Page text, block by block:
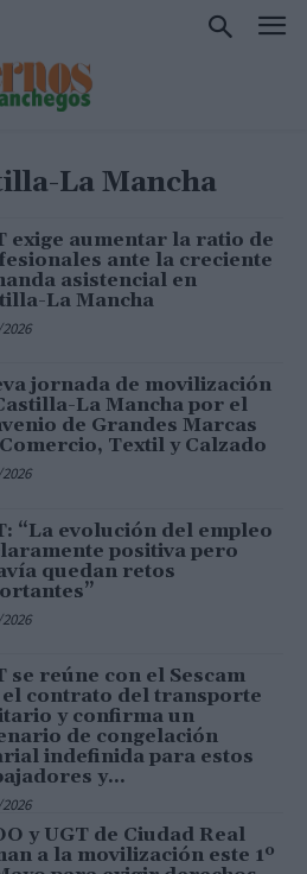
La Mancha
exige aumentar la ratio de
ante la creciente
asistencial en
La Mancha
jornada de movilización
La Mancha por el
de Grandes Marcas
Textil y Calzado
“La evolución del empleo
positiva pero
quedan retos
se reúne con el Sescam
contrato del transporte
y confirma un
de congelación
indefinida para estos
y...
y UGT de Ciudad Real
a la movilización este 1º